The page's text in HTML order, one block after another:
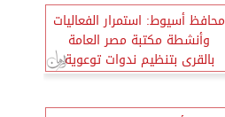
محافظ أسيوط: استمرار الفعاليات
وأنشطة مكتبة مصر العامة
بالقرى بتنظيم ندوات توعوية
وزيارات للمكتبة المتنقلة بمركزي